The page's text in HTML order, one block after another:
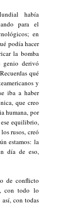
había
para el
en
podía hacer
la bomba
genio derivó
qué
y
iba a haber
que creo
humana, por
equilibrio,
rusos, creó
estamos: la
día de eso,
de conflicto
con todo lo
con todas